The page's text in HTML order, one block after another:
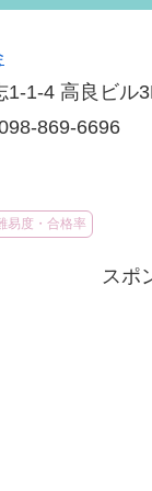
1-1-4 高良ビル
869-6696
易度・合格率
スポ